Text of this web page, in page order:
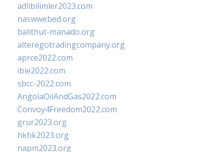
adlibilimler2023.com
naswwebed.org
balithut-manado.org
alteregotradingcompany.org
aprce2022.com
ibie2022.com
sbcc-2022.com
AngolaOilAndGas2022.com
Convoy4Freedom2022.com
grur2023.org
hkhk2023.org
napm2023.org